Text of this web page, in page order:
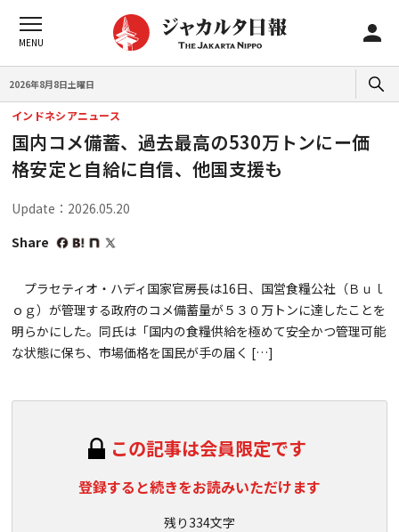
2026年8月8日土曜日
インドネシアニュース
国内コメ備蓄、過去最高の530万トンにー価
格安定と自給に自信、他国支援も
Update：2026.05.20
Share
プラセティオ・ハディ国家官房長は16日、国営食糧公社（Ｂｕｌ
ｏｇ）が管理する政府のコメ備蓄量が５３０万トンに達したことを
明らかにした。同氏は「国内の食糧供給を極めて安全かつ管理可能
な状態に保ち、市場価格を国民が手の届く […]
この記事は会員限定です
登録すると続きをお読みいただけます
残り334文字